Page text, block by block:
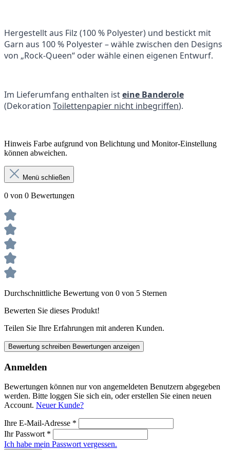
Hergestellt aus Filz (100 % Polyester) und bestickt mit
Garn aus 100 % Polyester – wähle zwischen den Designs
von „Rock-Queen“ oder wähle einen eigenen Entwurf.
Im Lieferumfang enthalten isteine Banderole
(Dekoration Toilettenpapier nicht inbegriffen).
Hinweis Farbe aufgrund von Belichtung und Monitor-Einstellung
können abweichen.
Menü schließen
0 von 0 Bewertungen
Durchschnittliche Bewertung von 0 von 5 Sternen
Bewerten Sie dieses Produkt!
Teilen Sie Ihre Erfahrungen mit anderen Kunden.
Bewertung schreiben Bewertungen anzeigen
Anmelden
Bewertungen können nur von angemeldeten Benutzern abgegeben
werden. Bitte loggen Sie sich ein, oder erstellen Sie einen neuen
Account. Neuer Kunde?
Ihre E-Mail-Adresse *
Ihr Passwort *
Ich habe mein Passwort vergessen.